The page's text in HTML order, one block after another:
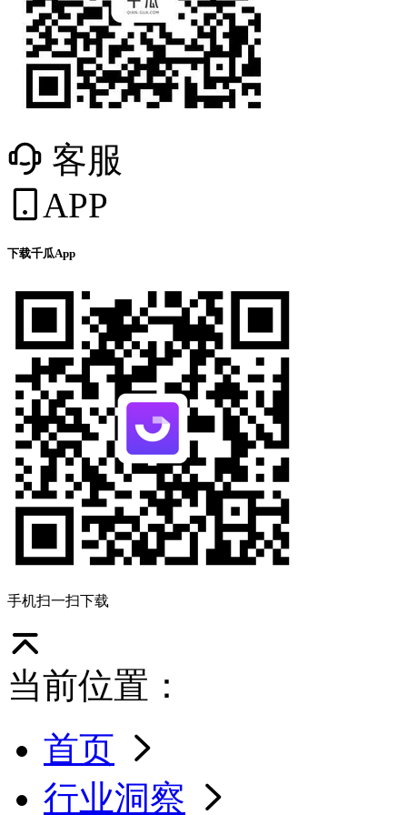
客服
APP
下载千瓜App
手机扫一扫下载
当前位置：
首页
行业洞察